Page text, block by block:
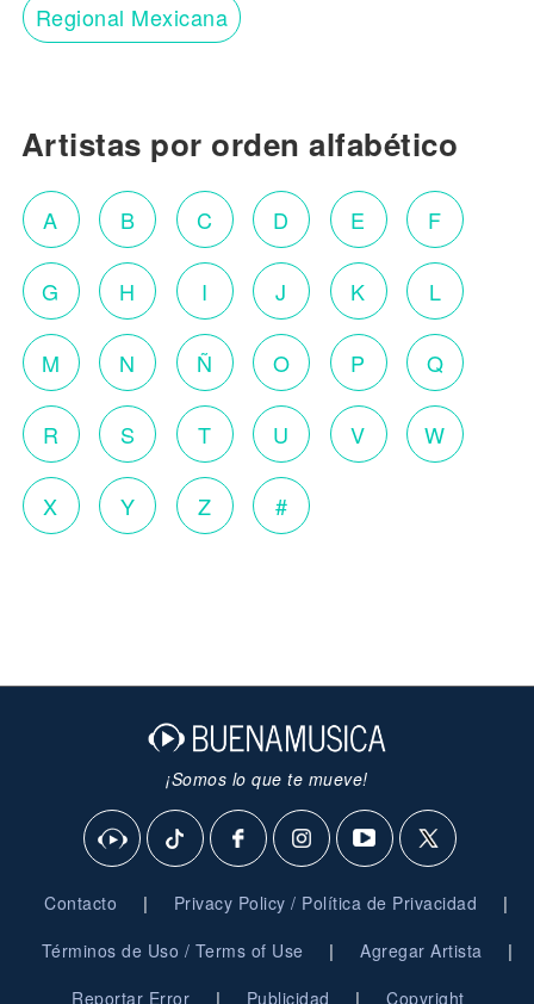
Regional Mexicana
Artistas por orden alfabético
A B C D E F
G H I J K L
M N Ñ O P Q
R S T U V W
X Y Z #
¡Somos lo que te mueve!
Contacto | Privacy Policy / Política de Privacidad |
Términos de Uso / Terms of Use | Agregar Artista |
Reportar Error | Publicidad | Copyright